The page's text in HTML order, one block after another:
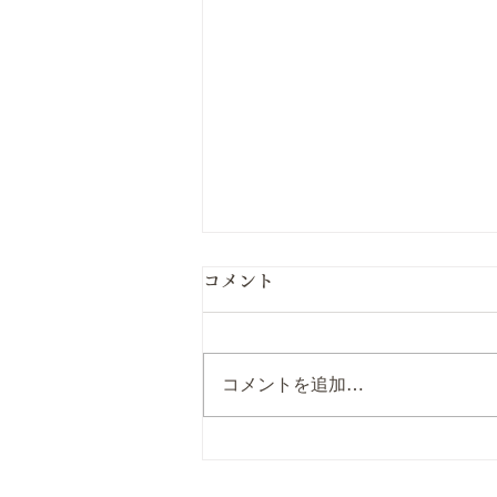
コメント
コメントを追加…